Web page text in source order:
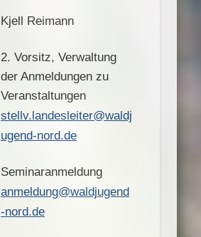
Kjell Reimann
2. Vorsitz, Verwaltung
der Anmeldungen zu
Veranstaltungen
stellv.landesleiter@waldj
ugend-nord.de
Seminaranmeldung
anmeldung@waldjugend
-nord.de